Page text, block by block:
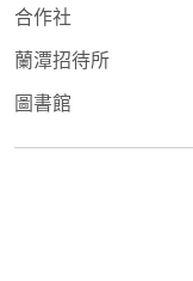
合作社
蘭潭招待所
圖書館